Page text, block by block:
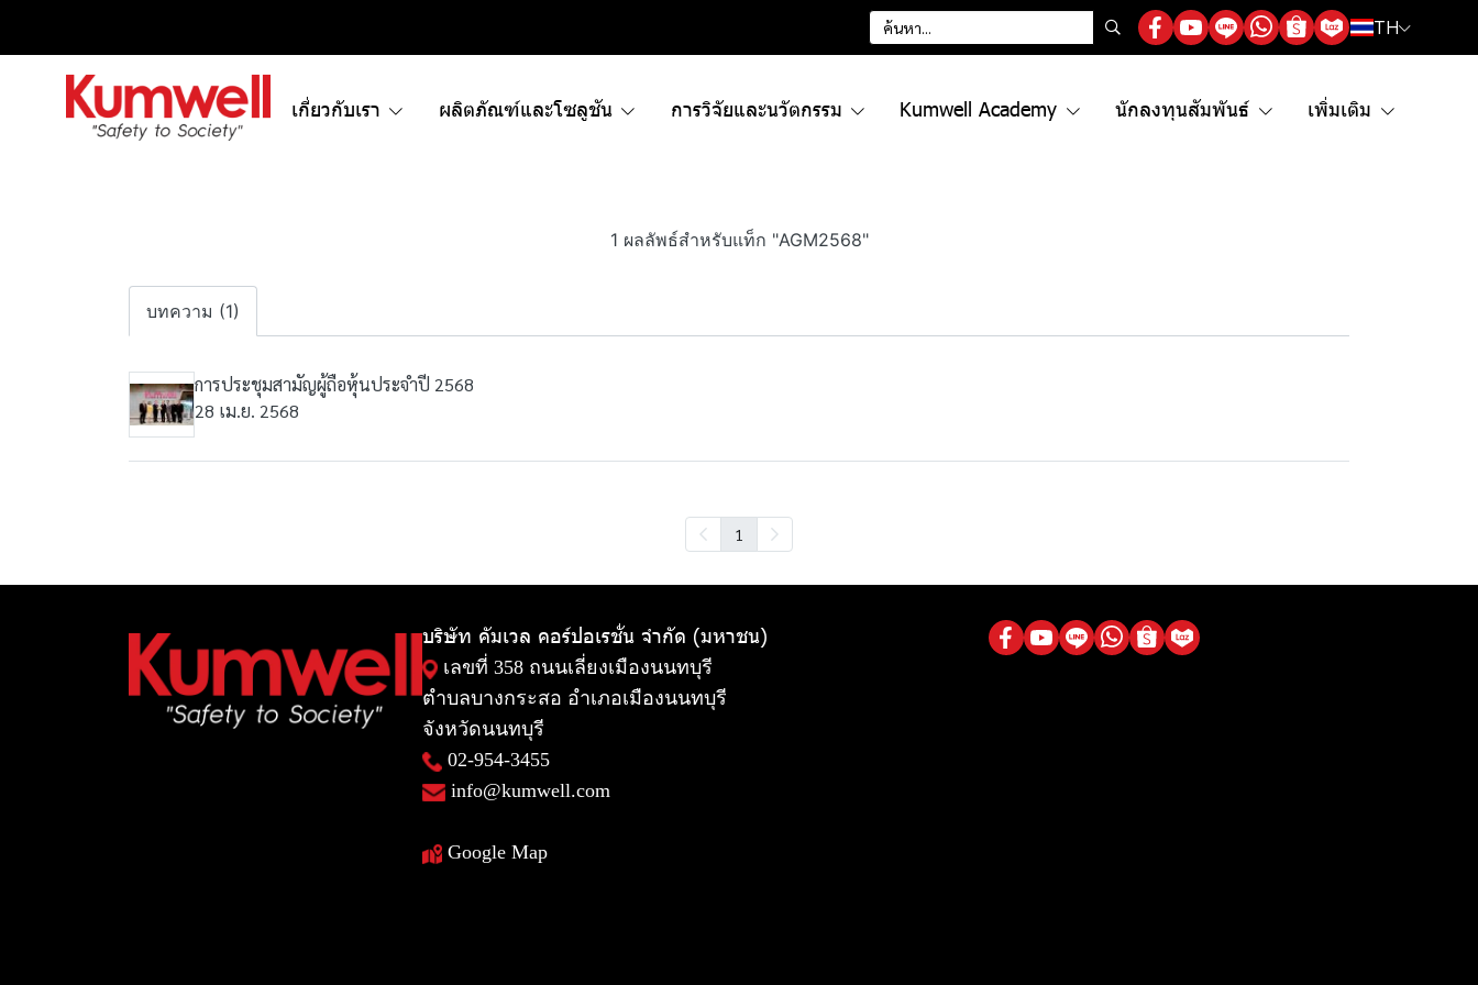
TH
เกี่ยวกับเรา ผลิตภัณฑ์และโซลูชัน การวิจัยและนวัตกรรม Kumwell Academy นักลงทุนสัมพันธ์ เพิ่มเติม
1 ผลลัพธ์สำหรับแท็ก "AGM2568"
บทความ (1)
การประชุมสามัญผู้ถือหุ้นประจำปี 2568
28 เม.ย. 2568
1
บริษัท คัมเวล คอร์ปอเรชั่น จำกัด (มหาชน)
เลขที่ 358 ถนนเลี่ยงเมืองนนทบุรี
ตำบลบางกระสอ อำเภอเมืองนนทบุรี
จังหวัดนนทบุรี
02-954-3455
info@kumwell.com
Google Map